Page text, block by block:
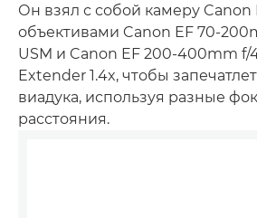
Он взял с собой камеру Canon
объективами Canon EF 70-
USM и Canon EF 200-400mm f/
Extender 1.4x, чтобы
виадука, используя разные
расстояния.